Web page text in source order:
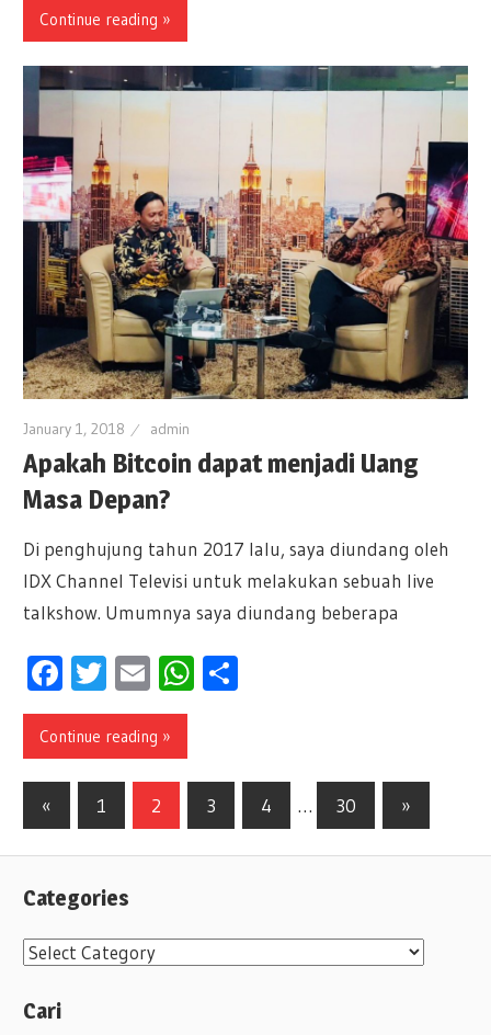
Continue reading »
January 1, 2018 admin
Apakah Bitcoin dapat menjadi Uang
Masa Depan?
Di penghujung tahun 2017 lalu, saya diundang oleh
IDX Channel Televisi untuk melakukan sebuah live
talkshow. Umumnya saya diundang beberapa
Facebook
Twitter
EmailWhatsApp
Continue reading »
Posts
« Previous
1 2 3 4 … 30
Next
»
Categories
C
t
Cari